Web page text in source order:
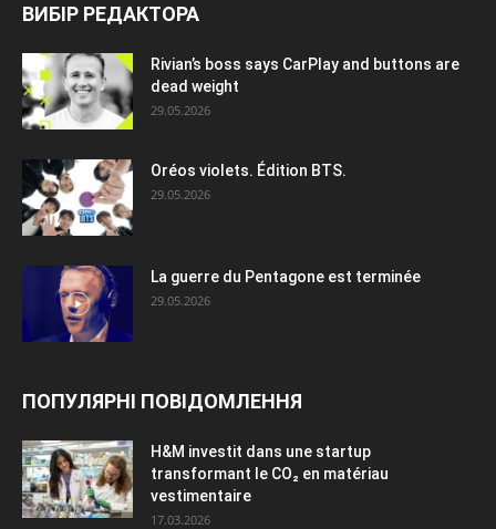
ВИБІР РЕДАКТОРА
Rivian’s boss says CarPlay and buttons are
dead weight
29.05.2026
Oréos violets. Édition BTS.
29.05.2026
La guerre du Pentagone est terminée
29.05.2026
ПОПУЛЯРНІ ПОВІДОМЛЕННЯ
H&M investit dans une startup
transformant le CO₂ en matériau
vestimentaire
17.03.2026